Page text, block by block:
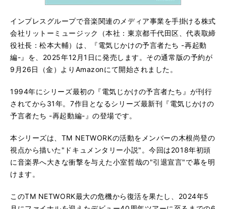
インプレスグループで音楽関連のメディア事業を手掛ける株式
会社リットーミュージック（本社：東京都千代田区、代表取締
役社長：松本大輔）は、『電気じかけの予言者たち -再起動
編-』を、2025年12月1日に発売します。その通常版の予約が
9月26日（金）よりAmazonにて開始されました。
1994年にシリーズ最初の『電気じかけの予言者たち』が刊行
されてから31年。7作目となるシリーズ最新刊『電気じかけの
予言者たち -再起動編-』の登場です。
本シリーズは、TM NETWORKの活動をメンバーの木根尚登の
視点から描いた"ドキュメンタリー小説"。今回は2018年初頭
に音楽界へ大きな衝撃を与えた小室哲哉の"引退宣言"で幕を明
けます。
このTM NETWORK最大の危機から復活を果たし、2024年5